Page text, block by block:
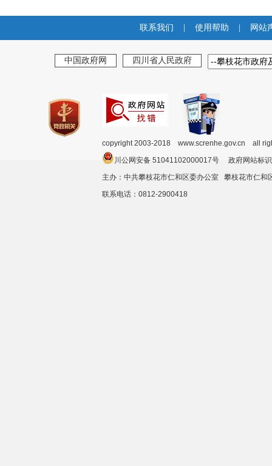
联系我们 使用帮助 网站
中国政府网 四川省人民政府
copyright 2003-2018 www.screnhe.gov.cn all
川公网安备 51041102000017号 政府网站
主办：中共攀枝花市仁和区委办公室 攀枝花市仁
联系电话：0812-2900418